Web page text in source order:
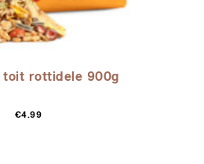
toit rottidele 900g
€4.99